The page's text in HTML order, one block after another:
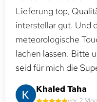
Lieferung top,
interstellar gut. Und
meteorologische
lachen lassen. Bitte
seid für mich die
Khaled Taha